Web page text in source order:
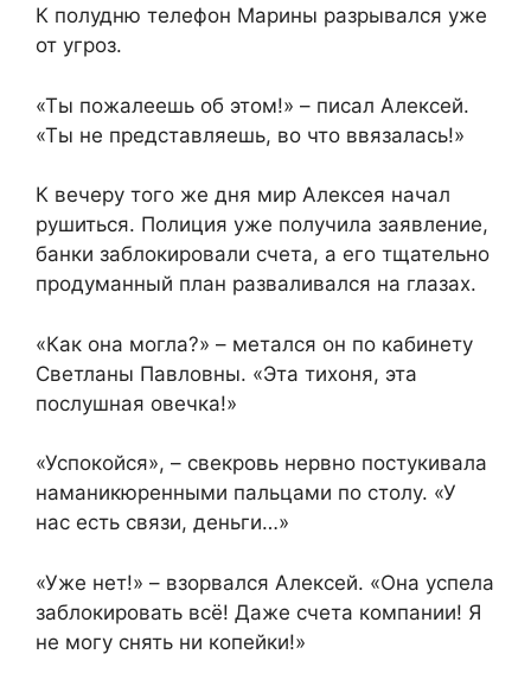
К полудню телефон Марины разрывался уже
от угроз.
«Ты пожалеешь об этом!» – писал Алексей.
«Ты не представляешь, во что ввязалась!»
К вечеру того же дня мир Алексея начал
рушиться. Полиция уже получила заявление,
банки заблокировали счета, а его тщательно
продуманный план разваливался на глазах.
«Как она могла?» – метался он по кабинету
Светланы Павловны. «Эта тихоня, эта
послушная овечка!»
«Успокойся», – свекровь нервно постукивала
наманикюренными пальцами по столу. «У
нас есть связи, деньги…»
«Уже нет!» – взорвался Алексей. «Она успела
заблокировать всё! Даже счета компании! Я
не могу снять ни копейки!»